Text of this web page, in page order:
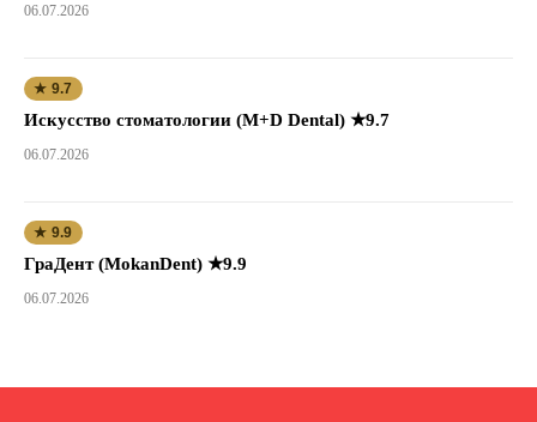
06.07.2026
★ 9.7
Искусство стоматологии (M+D Dental) ★9.7
06.07.2026
★ 9.9
ГраДент (MokanDent) ★9.9
06.07.2026